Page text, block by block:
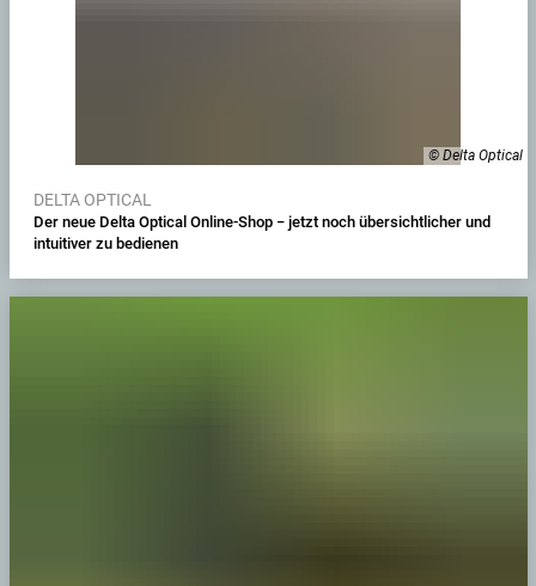
© Delta Optical
DELTA OPTICAL
Der neue Delta Optical Online-Shop − jetzt noch übersichtlicher und
intuitiver zu bedienen